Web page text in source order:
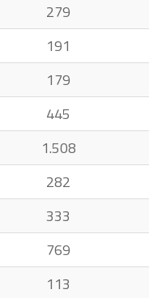
279
191
179
445
1.508
282
333
769
113